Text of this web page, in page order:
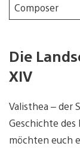
Composer
Die
XIV
Valisthea – der
Geschichte des
möchten euch